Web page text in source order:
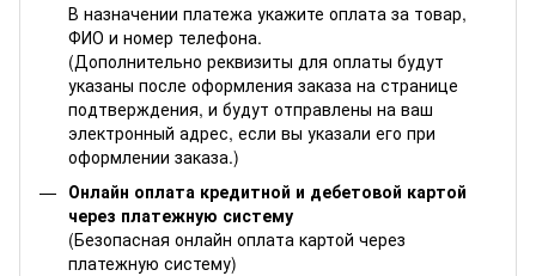
В назначении платежа укажите оплата за товар,
ФИО и номер телефона.
(Дополнительно реквизиты для оплаты будут
указаны после оформления заказа на странице
подтверждения, и будут отправлены на ваш
электронный адрес, если вы указали его при
оформлении заказа.)
Онлайн оплата кредитной и дебетовой картой
через платежную систему
(Безопасная онлайн оплата картой через
платежную систему)